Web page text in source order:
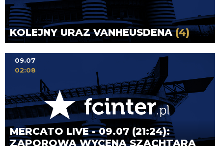
KOLEJNY URAZ VANHEUSDENA(4)
MERCATO LIVE - 09.07 (21:24):
ZAPOROWA WYCENA SZACHTARA
09.07
02:08